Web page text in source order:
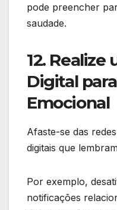
pode preencher
saudade.
12.
Digital
Emocional
Afaste-se das
digitais que
Por exemplo,
notificações